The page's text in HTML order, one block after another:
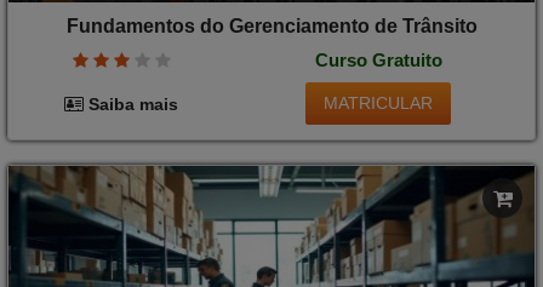
Fundamentos do Gerenciamento de Trânsito
Curso Gratuito
Saiba mais MATRICULAR